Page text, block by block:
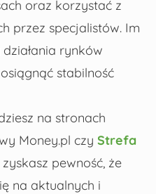
oraz korzystać z
przez specjalistów. Im
rynków
stabilność
na stronach
Money.pl czy Strefa
pewność, że
na aktualnych i